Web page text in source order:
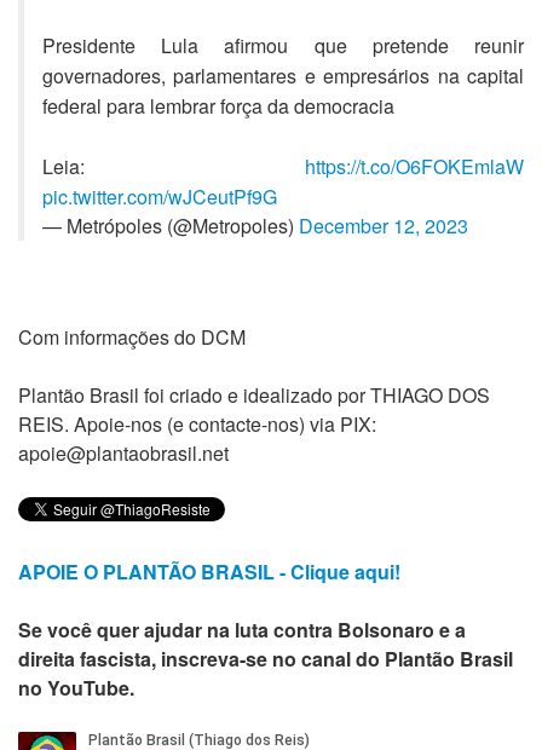
Presidente Lula afirmou que pretende reunir
governadores, parlamentares e empresários na capital
federal para lembrar força da democracia
Leia: https://t.co/O6FOKEmlaW
pic.twitter.com/wJCeutPf9G
— Metrópoles (@Metropoles) December 12, 2023
Com informações do DCM
Plantão Brasil foi criado e idealizado por THIAGO DOS
REIS. Apoie-nos (e contacte-nos) via PIX:
apoie@plantaobrasil.net
APOIE O PLANTÃO BRASIL - Clique aqui!
Se você quer ajudar na luta contra Bolsonaro e a
direita fascista, inscreva-se no canal do Plantão Brasil
no YouTube.